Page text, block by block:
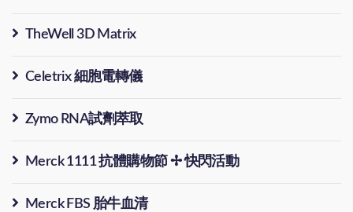
TheWell 3D Matrix
Celetrix 細胞電轉儀
Zymo RNA試劑萃取
Merck 1111 抗體購物節 ✢ 快閃活動
Merck FBS 胎牛血清